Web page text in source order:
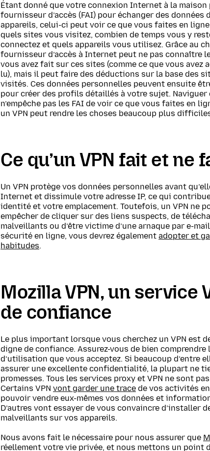
Étant donné que votre connexion Internet à la maison
fournisseur d’accès (FAI) pour échanger des données
appareils, celui-ci peut voir ce que vous faites en
quels sites vous visitez, combien de temps vous y
connectez et quels appareils vous utilisez. Grâce au
fournisseur d’accès à Internet peut ne pas connaître
vous avez fait sur ces sites (comme ce que vous avez
lu), mais il peut faire des déductions sur la base des
visités. Ces données personnelles peuvent ensuite
pour créer des profils détaillés à votre sujet. Naviguer
n’empêche pas les FAI de voir ce que vous faites en
un VPN peut rendre les choses beaucoup plus
Ce qu’un VPN fait et ne
Un VPN protège vos données personnelles avant
Internet et dissimule votre adresse IP, ce qui
identité et votre emplacement. Toutefois, un VPN ne
empêcher de cliquer sur des liens suspects, de
malveillants ou d’être victime d’une arnaque par e-
sécurité en ligne, vous devrez également adopter et
habitudes.
Mozilla VPN, un service
de confiance
Le plus important lorsque vous cherchez un VPN est
digne de confiance. Assurez-vous de bien
d’utilisation que vous acceptez. Si beaucoup d’entre
assurer une excellente confidentialité, la plupart ne
promesses. Tous les services proxy et VPN ne sont
Certains VPN vont garder une trace de vos activités
pouvoir vendre eux-mêmes vos données et
D’autres vont essayer de vous convaincre d’installer
malveillants sur vos appareils.
Nous avons fait le nécessaire pour nous assurer que
réellement votre vie privée, et nous mettons un point